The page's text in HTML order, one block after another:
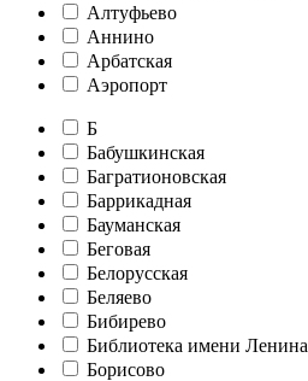
Алтуфьево
Аннино
Арбатская
Аэропорт
Б
Бабушкинская
Багратионовская
Баррикадная
Бауманская
Беговая
Белорусская
Беляево
Бибирево
Библиотека имени Ленина
Борисово